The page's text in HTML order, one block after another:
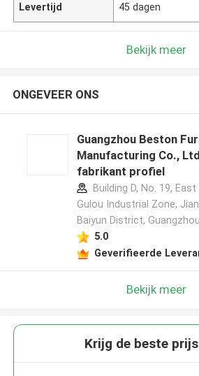
Levertijd 45 dagen
Bekijk meer
ONGEVEER ONS
Guangzhou Beston
Manufacturing Co.,
fabrikant profiel
Building D, No. 19, East
Gulou Industrial Zone,
Baiyun District,
5.0
Geverifieerde
Bekijk meer
Krijg de beste